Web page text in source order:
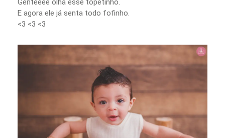
Genteeee olha esse topetinho.
E agora ele já senta todo fofinho.
<3 <3 <3